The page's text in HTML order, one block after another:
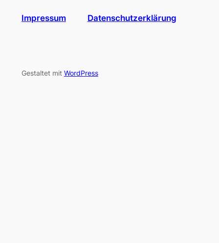
Impressum Datenschutzerklärung
Gestaltet mit WordPress